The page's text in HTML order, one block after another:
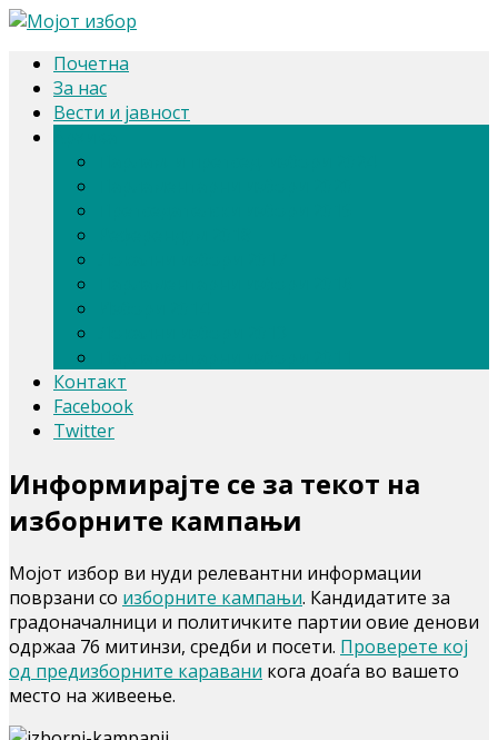
Почетна
За нас
Вести и јавност
Контакт
Facebook
Twitter
Информирајте се за текот на
изборните кампањи
Мојот избор ви нуди релевантни информации
поврзани со изборните кампањи. Кандидатите за
градоначалници и политичките партии овие денови
одржаа 76 митинзи, средби и посети. Проверете кој
од предизборните каравани кога доаѓа во вашето
место на живеење.